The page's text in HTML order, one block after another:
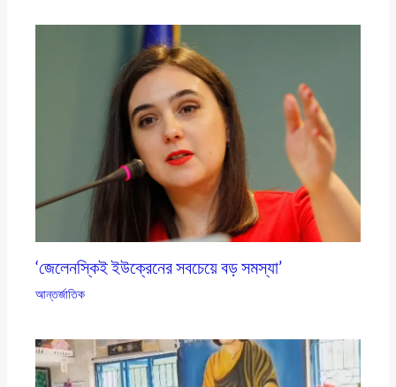
‘জেলেনস্কিই ইউক্রেনের সবচেয়ে বড় সমস্যা’
আন্তর্জাতিক